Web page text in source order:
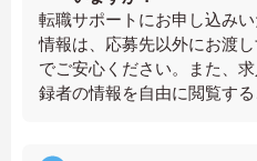
転職サポートにお申し込み
情報は、応募先以外にお渡
でご安心ください。また、
録者の情報を自由に閲覧する